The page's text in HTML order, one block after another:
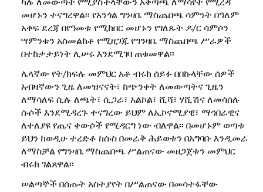
መሆኑን ተናግረዋል፡፡ የአንጎል ግንዛቤ ማስጨበጫ ሳምንት በዓለም
አቀፍ ደረጃ በየዓመቱ የሚከበር መሆኑን የገለጹት ዶ/ር ሳምሶን
ሣምንቱን አስመልክቶ የሚዘጋጁ የግንዛቤ ማስጨበጫ ሥራዎች
በተከታታይነት ሊሠሩ እንደሚገባ ጠቁመዋል፡፡
ሌላኛው የት/ክፍሉ መምህር አቶ ብሩክ ሰይፉ በበኩላቸው ሰዎች
አብዛኛውን ጊዜ ለመዝናናት፣ ከጭንቀት ለመውጣትና ጊዜን
ለማሳለፍ ሲሉ ለጫት፣ ሲጋራ፣ አልኮል፣ ሺሻ፣ ሃሺሽና ለመሳሰሉ
ሱሶች እንደሚዳረጉ ተናግረው ይህም ለኢኮኖሚያዊ፣ ማኅበራዊና
ለተለያዩ የጤና ቀውሶች የሚዳርግ ነው ብለዋል፡፡ በመሆኑም ወጣቱ
ይህን ከወዲሁ ተረድቶ ከሱስ በመራቅ ሕይወቱን በአግባቡ እንዲመራ
ለማስቻል የግንዛቤ ማስጨበጫ ሥልጠናው መዘጋጀቱን መምህር
ብሩክ ገልጸዋል፡፡
ሠልጣኞች በሰጡት አስተያየት በሥልጠናው በመሳተፋቸው